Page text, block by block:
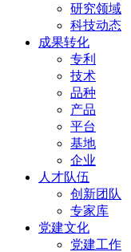
研究领域
科技动态
成果转化
专利
技术
品种
产品
平台
基地
企业
人才队伍
创新团队
专家库
党建文化
党建工作